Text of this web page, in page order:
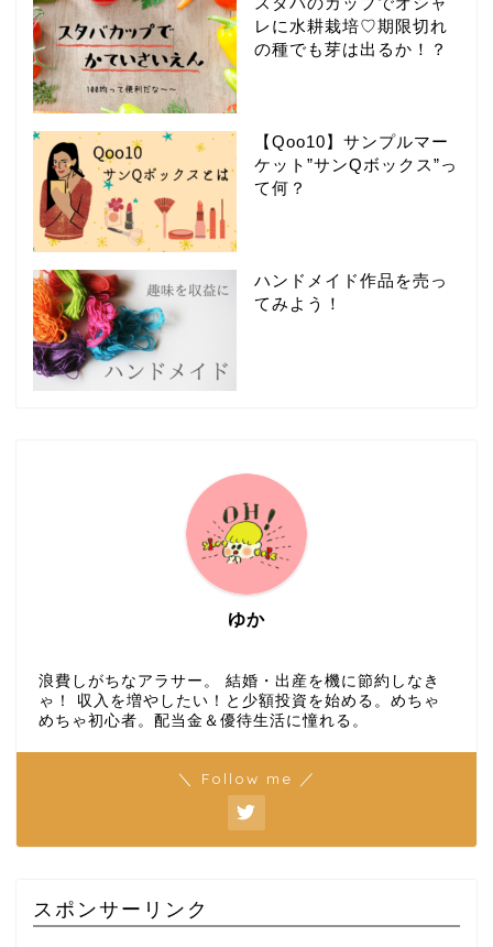
レに水耕栽培♡期限切れ
の種でも芽は出るか！？
【Qoo10】サンプルマー
ケット”サンQボックス”っ
て何？
ハンドメイド作品を売っ
てみよう！
ゆか
浪費しがちなアラサー。 結婚・出産を機に節約しなき
ゃ！ 収入を増やしたい！と少額投資を始める。めちゃ
めちゃ初心者。配当金＆優待生活に憧れる。
＼ Follow me ／
スポンサーリンク